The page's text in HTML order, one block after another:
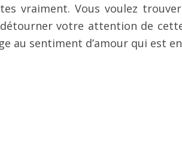
vraiment. Vous voulez trouver
votre attention de
au sentiment d’amour qui est